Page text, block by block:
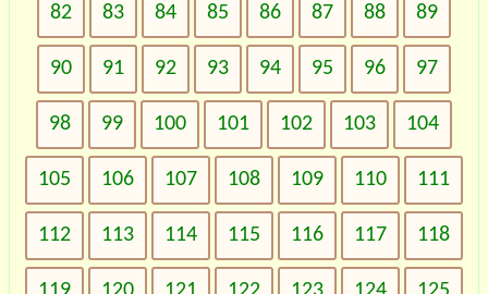
82 83 84 85 86 87 88 89
90 91 92 93 94 95 96 97
98 99 100 101 102 103 104
105 106 107 108 109 110 111
112 113 114 115 116 117 118